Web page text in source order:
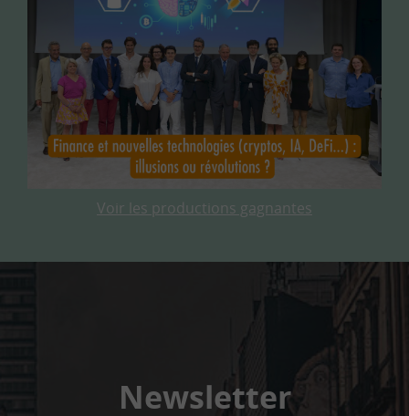
Voir les productions gagnantes
Newsletter